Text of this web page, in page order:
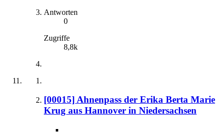
Antworten
0
Zugriffe
8,8k
[00015] Ahnenpass der Erika Berta Marie
Krug aus Hannover in Niedersachsen